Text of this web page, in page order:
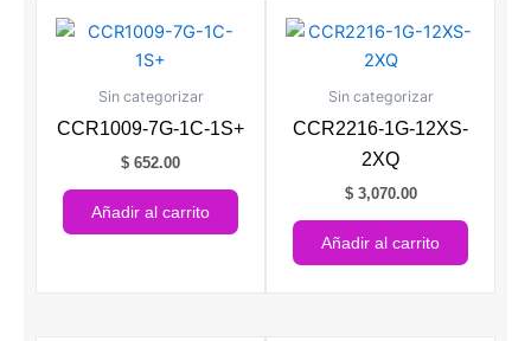
Sin categorizar
CCR1009-7G-1C-1S+
$ 652.00
Añadir al carrito
Sin categorizar
CCR2216-1G-12XS-
2XQ
$3,070.00
Añadir al carrito